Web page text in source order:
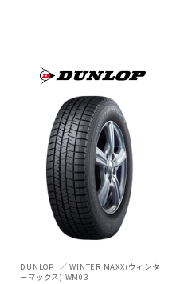
DUNLOP
WINTER MAXX(ウィンタ
ーマックス) WM03